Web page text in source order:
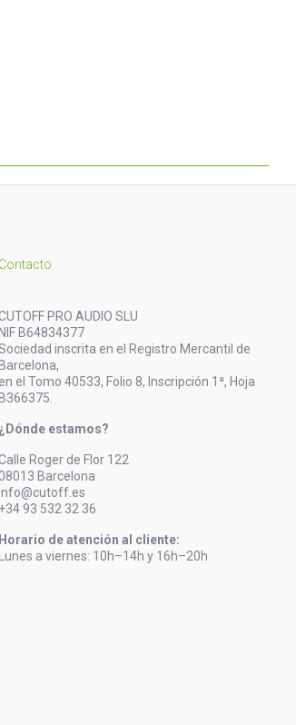
Contacto
PRO AUDIO SLU
B64834377
inscrita en el Registro Mercantil de
en el Tomo 40533, Folio 8, Inscripción 1ª, Hoja
¿Dónde estamos?
Roger de Flor 122
Barcelona
+34 93 532 32 36
Horario de atención al cliente:
a viernes: 10h–14h y 16h–20h